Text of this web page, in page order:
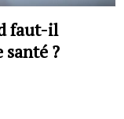
faut-il
?